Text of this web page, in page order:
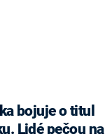
Lidé pečou na